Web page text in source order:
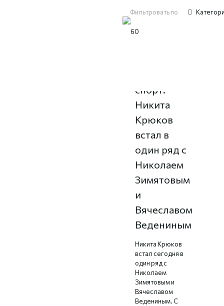
Фильтровать по
спорт:
Никита
Крюков
встал в
один ряд с
Николаем
Зимятовым
и
Вячеславом
Ведениным
Никита Крюков
встал сегодня в
один ряд с
Николаем
Зимятовым и
Вячеславом
Ведениным. С